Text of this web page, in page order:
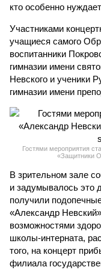
кто особенно
Участниками
учащиеся самого
воспитанники
гимназии имени
Невского и ученики
гимназии имени
Гостями мероприятия
«Защитники
В зрительном зале
и задумывалось это
получили
«Александр
возможностями
школы-интерната,
того, на концерт
филиала